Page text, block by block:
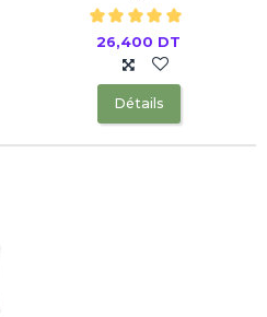
26,400 DT
Détails